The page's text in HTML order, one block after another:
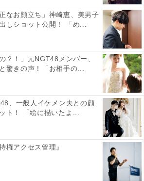
なお顔立ち」神崎恵、美男子
しショット公開！ 「め...
？！」元NGT48メンバー、
驚きの声！「お相手の...
、一般人イケメン夫との顔
ト！ 「絵に描いたよ...
権アクセス管理』